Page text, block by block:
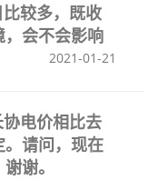
较多，既收
会不会影响
2021-01-21
电价相比去
请问，现在
谢。